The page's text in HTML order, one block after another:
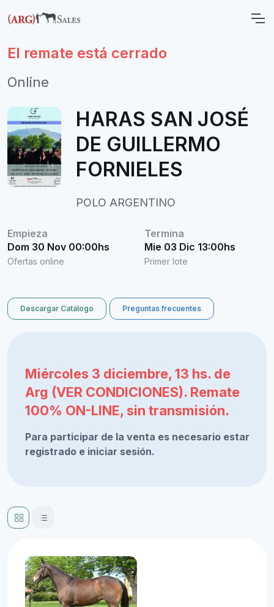
El remate está cerrado
Online
HARAS SAN JOSÉ
DE GUILLERMO
FORNIELES
POLO ARGENTINO
Empieza
Dom 30 Nov 00:00hs
Ofertas online
Termina
Mie 03 Dic 13:00hs
Primer lote
Descargar Catálogo Preguntas frecuentes
Miércoles 3 diciembre, 13 hs. de
Arg (VER CONDICIONES). Remate
100% ON-LINE, sin transmisión.
Para participar de la venta es necesario estar
registrado e iniciar sesión.